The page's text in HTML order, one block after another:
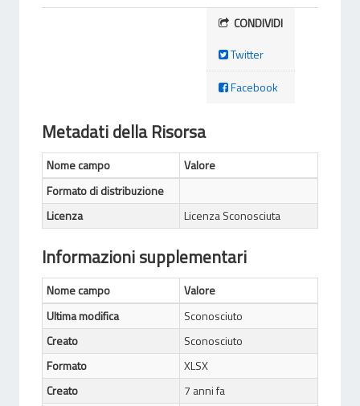
CONDIVIDI
Twitter
Facebook
Metadati della Risorsa
Nome campo
Valore
Formato di distribuzione
Licenza
Licenza Sconosciuta
Informazioni supplementari
Nome campo
Valore
Ultima modifica
Sconosciuto
Creato
Sconosciuto
Formato
XLSX
Creato
7 anni fa